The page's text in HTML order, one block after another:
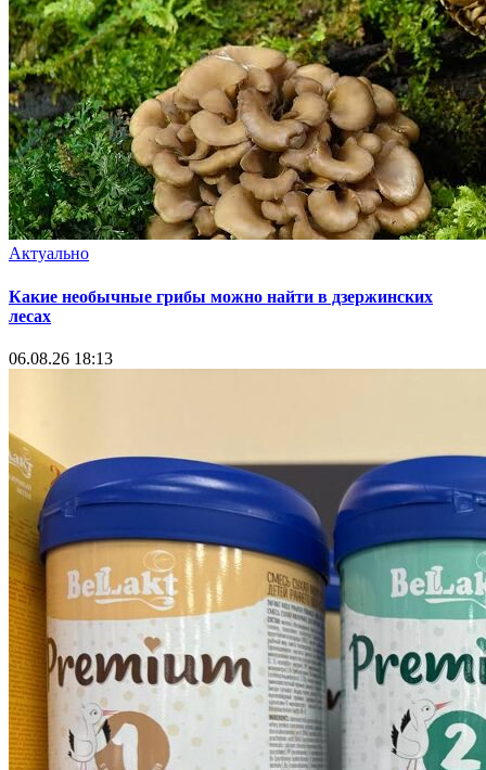
Актуально
Какие необычные грибы можно найти в дзержинских
лесах
06.08.26 18:13